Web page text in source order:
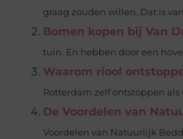
graag zouden willen. Dat is
Bomen kopen bij Van
tuin. En hebben door een
Waarom riool
Rotterdam zelf ontstoppen als
De Voordelen van
Voordelen van Natuurlijk